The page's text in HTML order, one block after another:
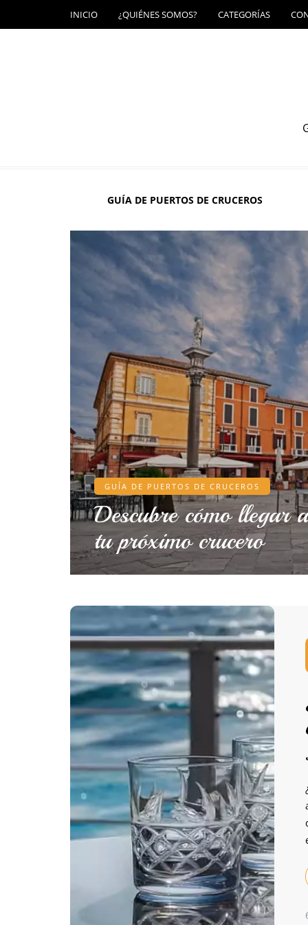
INICIO ¿QUIÉNES SOMOS? CATEGORÍAS
GUÍA DE PUERTOS DE CRUCEROS
GUÍA DE PUERTOS DE CRUCEROS
Descubre cómo llegar
tu próximo crucero